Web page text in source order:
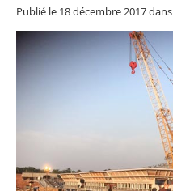
Publié le 18 décembre 2017 dans